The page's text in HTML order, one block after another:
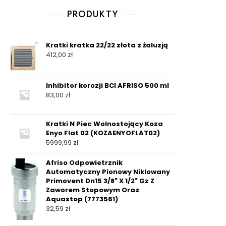
PRODUKTY
Kratki kratka 22/22 złota z żaluzją
412,00 zł
Inhibitor korozji BCI AFRISO 500 ml
83,00 zł
Kratki N Piec Wolnostojący Koza
Enyo Flat 02 (KOZAENYOFLAT02)
5999,99 zł
Afriso Odpowietrznik
Automatyczny Pionowy Niklowany
Primovent Dn15 3/8" X 1/2" Gz Z
Zaworem Stopowym Oraz
Aquastop (7773561)
32,59 zł